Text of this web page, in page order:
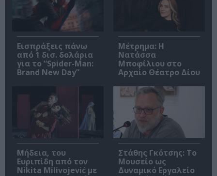
Εισπράξεις πάνω
από 1 δισ. δολάρια
για το “Spider-Man:
Brand New Day”
Μέτρημα: Η
Νατάσσα
Μποφίλιου στο
Αρχαίο Θέατρο Δίου
Μήδεια, του
Ευριπίδη από τον
Nikita Milivojević με
Στάθης Γκότσης: Το
Μουσείο ως
Δυναμικό Εργαλείο